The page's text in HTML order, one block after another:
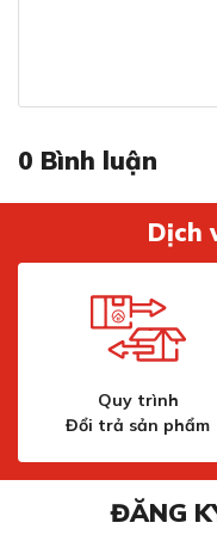
Công
Hệ thống điều khiển
nghiệm sử dụng
nhẹ, bạn có thể
Màn hình LED hiển
0 Bình luận
Dịch
Quy trình
Đổi trả sản phẩm
ĐĂNG